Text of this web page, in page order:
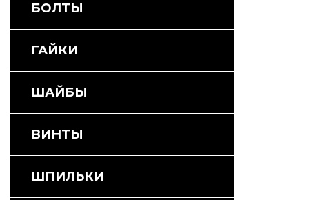
БОЛТЫ
ГАЙКИ
ШАЙБЫ
ВИНТЫ
ШПИЛЬКИ